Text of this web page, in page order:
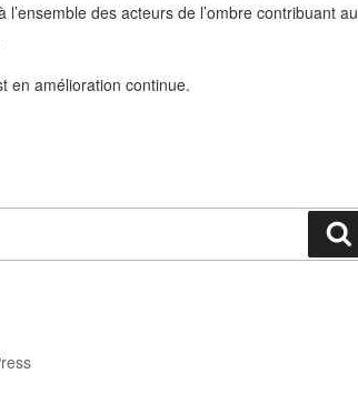
des acteurs de l’ombre contribuant au
en amélioration continue.